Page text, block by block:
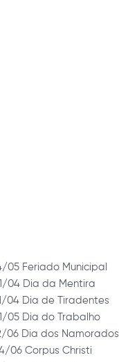
05 Feriado Municipal
04 Dia da Mentira
04 Dia de Tiradentes
05 Dia do Trabalho
06 Dia dos Namorados
06 Corpus Christi